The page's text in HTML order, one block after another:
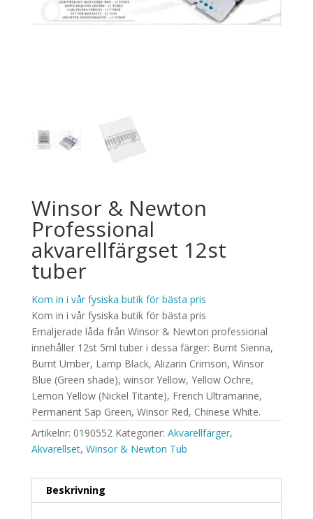
Winsor & Newton
Professional
akvarellfärgset 12st
tuber
Kom in i vår fysiska butik för bästa pris
Kom in i vår fysiska butik för bästa pris
Emaljerade låda från Winsor & Newton professional
innehåller 12st 5ml tuber i dessa färger: Burnt Sienna,
Burnt Umber, Lamp Black, Alizarin Crimson, Winsor
Blue (Green shade), winsor Yellow, Yellow Ochre,
Lemon Yellow (Nickel Titante), French Ultramarine,
Permanent Sap Green, Winsor Red, Chinese White.
Artikelnr: 0190552 Kategorier: Akvarellfärger,
Akvarellset, Winsor & Newton Tub
Beskrivning